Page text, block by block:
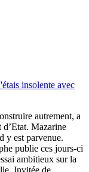
insolente avec
autrement, a
Mazarine
y est parvenue.
publie ces jours-ci
ambitieux sur la
Invitée de